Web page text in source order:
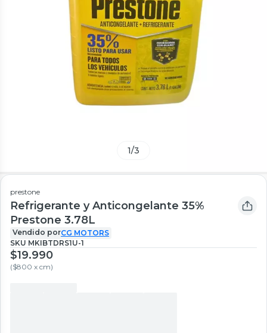
1/3
prestone
Refrigerante y Anticongelante 35%
Prestone 3.78L
Vendido porCG MOTORS
SKU MKIBTDRS1U-1
$19.990
($800 x cm)